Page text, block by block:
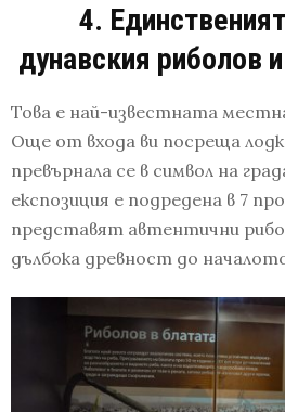
4.
дунавския риболов
Това е най-известната
Още от входа ви посреща
превърнала се в символ на
експозиция е подредена в 7
представят автентични
дълбока древност до